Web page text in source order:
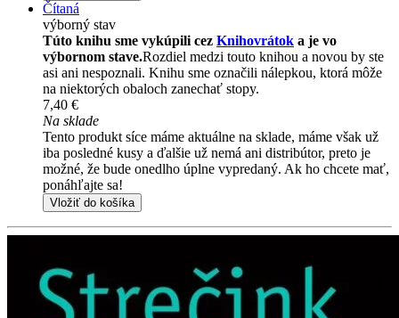
Čítaná
výborný stav
Túto knihu sme vykúpili cez Knihovrátok a je vo
výbornom stave.Rozdiel medzi touto knihou a novou by ste
asi ani nespoznali. Knihu sme označili nálepkou, ktorá môže
na niektorých obaloch zanechať stopy.
7,40 €
Na sklade
Tento produkt síce máme aktuálne na sklade, máme však už
iba posledné kusy a ďalšie už nemá ani distribútor, preto je
možné, že bude onedlho úplne vypredaný. Ak ho chcete mať,
ponáhľajte sa!
Vložiť do košíka